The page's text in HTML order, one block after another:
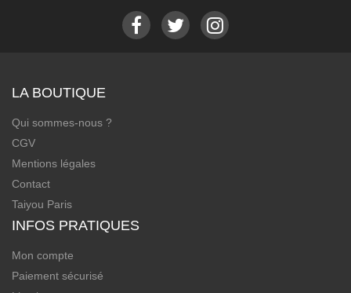
LA BOUTIQUE
Qui sommes-nous ?
CGV
Mentions légales
Contact
Taiyou Paris
INFOS PRATIQUES
Mon compte
Paiement sécurisé